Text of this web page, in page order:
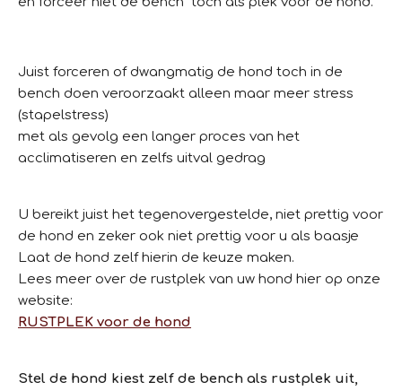
Juist forceren of dwangmatig de hond toch in de
bench doen veroorzaakt alleen maar meer stress
(stapelstress)
met als gevolg een langer proces van het
acclimatiseren en zelfs uitval gedrag
U bereikt juist het tegenovergestelde, niet prettig voor
de hond en zeker ook niet prettig voor u als baasje
Laat de hond zelf hierin de keuze maken.
Lees meer over de rustplek van uw hond hier op onze
website:
RUSTPLEK voor de hond
Stel de hond kiest zelf de bench als rustplek uit,